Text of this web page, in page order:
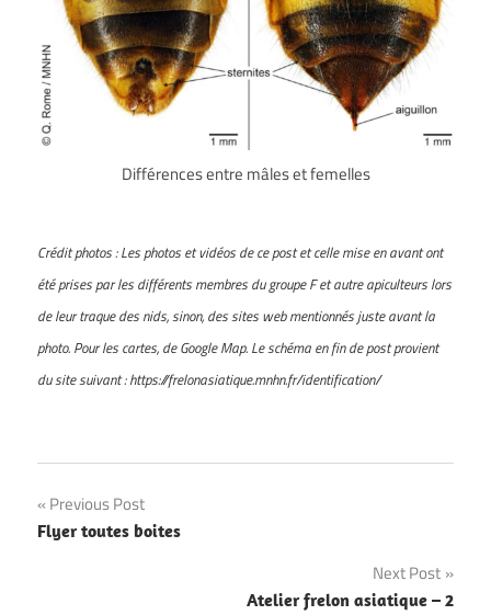
Différences entre mâles et femelles
Crédit photos :Les photos et vidéos de ce post et celle mise en avant ont
été prises par les différents membres du groupe F et autre apiculteurs lors
de leur traque des nids, sinon, des sites web mentionnés juste avant la
photo. Pour les cartes, de Google Map. Le schéma en fin de post provient
du site suivant : https://frelonasiatique.mnhn.fr/identification/
Navigation
de
Previous Post
Flyer toutes boites
Next Post
Atelier frelon asiatique – 2